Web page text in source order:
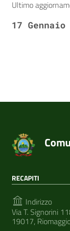
Ultimo
17
RECAPITI
Indirizzo
Via T. Signorini
19017,